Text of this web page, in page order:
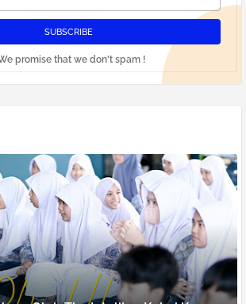
promise that we don't spam !